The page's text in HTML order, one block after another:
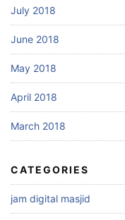
July 2018
June 2018
May 2018
April 2018
March 2018
CATEGORIES
jam digital masjid